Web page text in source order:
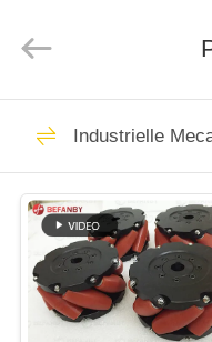
HAUS
PRODUKTE
ÜBER
UNS
Mechanical
Co.,Ltd.
Industrielle